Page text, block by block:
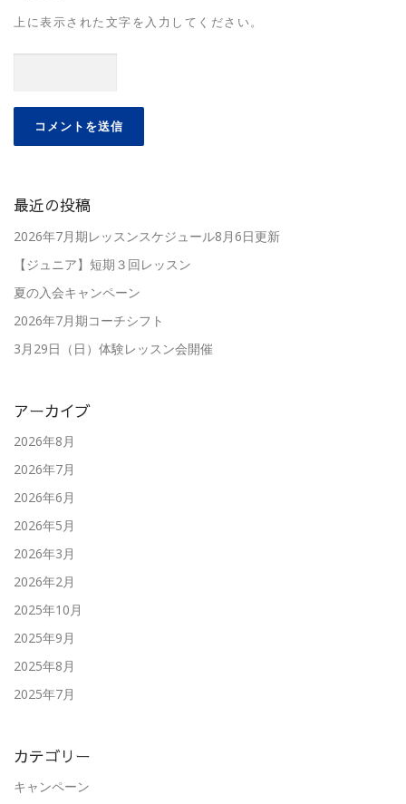
上に表示された文字を入力してください。
最近の投稿
2026年7月期レッスンスケジュール8月6日更新
【ジュニア】短期３回レッスン
夏の入会キャンペーン
2026年7月期コーチシフト
3月29日（日）体験レッスン会開催
アーカイブ
2026年8月
2026年7月
2026年6月
2026年5月
2026年3月
2026年2月
2025年10月
2025年9月
2025年8月
2025年7月
カテゴリー
キャンペーン